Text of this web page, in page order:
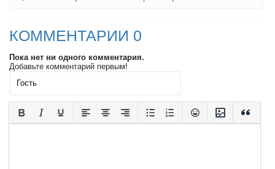
КОММЕНТАРИИ 0
Пока нет ни одного комментария.
Добавьте комментарий первым!